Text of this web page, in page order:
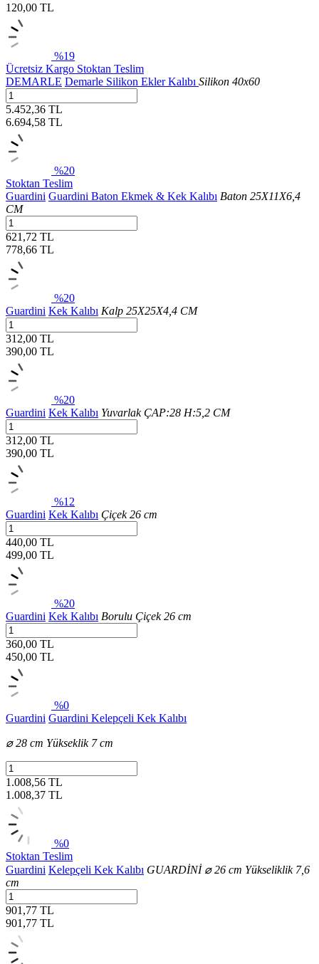
120,00 TL
%19
Ücretsiz Kargo Stoktan Teslim
DEMARLE Demarle Silikon Ekler Kalıbı Silikon 40x60
5.452,36 TL
6.694,58 TL
%20
Stoktan Teslim
Guardini Guardini Baton Ekmek & Kek Kalıbı Baton 25X11X6,4
CM
621,72 TL
778,66 TL
%20
Guardini Kek Kalıbı Kalp 25X25X4,4 CM
312,00 TL
390,00 TL
%20
Guardini Kek Kalıbı Yuvarlak ÇAP:28 H:5,2 CM
312,00 TL
390,00 TL
%12
Guardini Kek Kalıbı Çiçek 26 cm
440,00 TL
499,00 TL
%20
Guardini Kek Kalıbı Borulu Çiçek 26 cm
360,00 TL
450,00 TL
%0
Guardini Guardini Kelepçeli Kek Kalıbı
⌀ 28 cm Yükseklik 7 cm
1.008,56 TL
1.008,37 TL
%0
Stoktan Teslim
Guardini Kelepçeli Kek Kalıbı GUARDİNİ ⌀ 26 cm Yükseliklik 7,6
cm
901,77 TL
901,77 TL